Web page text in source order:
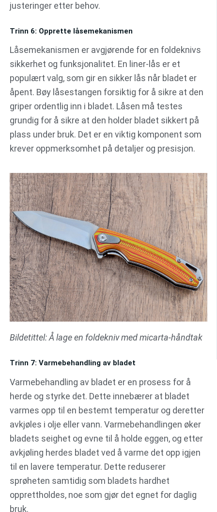
justeringer etter behov.
Trinn 6: Opprette låsemekanismen
Låsemekanismen er avgjørende for en foldeknivs
sikkerhet og funksjonalitet. En liner-lås er et
populært valg, som gir en sikker lås når bladet er
åpent. Bøy låsestangen forsiktig for å sikre at den
griper ordentlig inn i bladet. Låsen må testes
grundig for å sikre at den holder bladet sikkert på
plass under bruk. Det er en viktig komponent som
krever oppmerksomhet på detaljer og presisjon.
Bildetittel: Å lage en foldekniv med micarta-håndtak
Trinn 7: Varmebehandling av bladet
Varmebehandling av bladet er en prosess for å
herde og styrke det. Dette innebærer at bladet
varmes opp til en bestemt temperatur og deretter
avkjøles i olje eller vann. Varmebehandlingen øker
bladets seighet og evne til å holde eggen, og etter
avkjøling herdes bladet ved å varme det opp igjen
til en lavere temperatur. Dette reduserer
sprøheten samtidig som bladets hardhet
opprettholdes, noe som gjør det egnet for daglig
bruk.